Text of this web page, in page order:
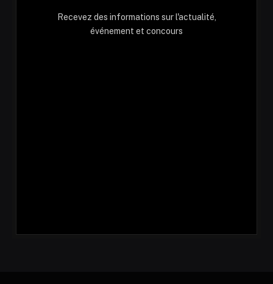
Recevez des informations sur l'actualité,
événement et concours